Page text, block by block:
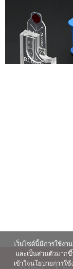
เว็บไซต์นี้มีการใช้งา
และเป็นส่วนตัวมาก
เข้าใจนโยบายการใ